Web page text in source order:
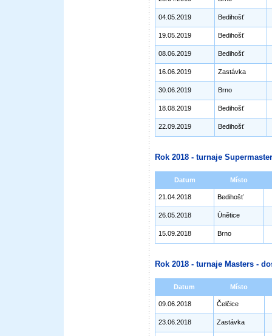
04.05.2019 Bedihošť
19.05.2019 Bedihošť
08.06.2019 Bedihošť
16.06.2019 Zastávka
30.06.2019 Brno
18.08.2019 Bedihošť
22.09.2019 Bedihošť
Rok 2018 - turnaje
Datum Místo
21.04.2018 Bedihošť
26.05.2018 Únětice
15.09.2018 Brno
Rok 2018 - turnaje Masters -
Datum Místo
09.06.2018 Čelčice
23.06.2018 Zastávka